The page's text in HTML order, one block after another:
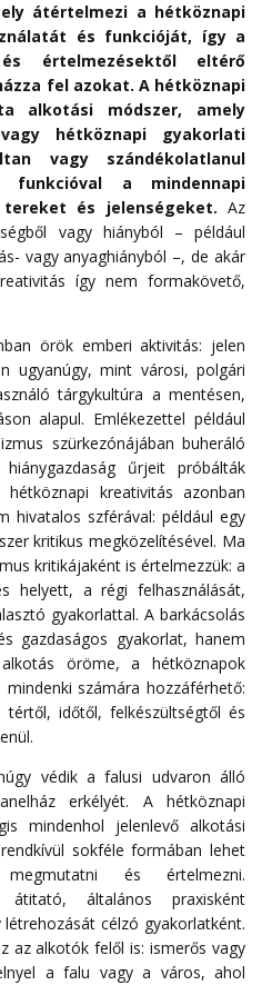
átértelmezi a hétköznapi
és funkcióját, így a
értelmezésektől eltérő
fel azokat. A hétköznapi
alkotási módszer, amely
hétköznapi gyakorlati
vagy szándékolatlanul
a mindennapi
és jelenségeket. Az
vagy hiányból – például
vagy anyaghiányból –, de akár
így nem formakövető,
örök emberi aktivitás: jelen
ugyanúgy, mint városi, polgári
tárgykultúra a mentésen,
alapul. Emlékezettel például
szürkezónájában buheráló
űrjeit próbálták
kreativitás azonban
hivatalos szférával: például egy
kritikus megközelítésével. Ma
kritikájaként is értelmezzük: a
helyett, a régi felhasználását,
gyakorlattal. A barkácsolás
gazdaságos gyakorlat, hanem
öröme, a hétköznapok
számára hozzáférhető:
időtől, felkészültségtől és
védik a falusi udvaron álló
erkélyét. A hétköznapi
mindenhol jelenlevő alkotási
sokféle formában lehet
megmutatni és értelmezni.
általános praxisként
célzó gyakorlatként.
az alkotók felől is: ismerős vagy
a falu vagy a város, ahol